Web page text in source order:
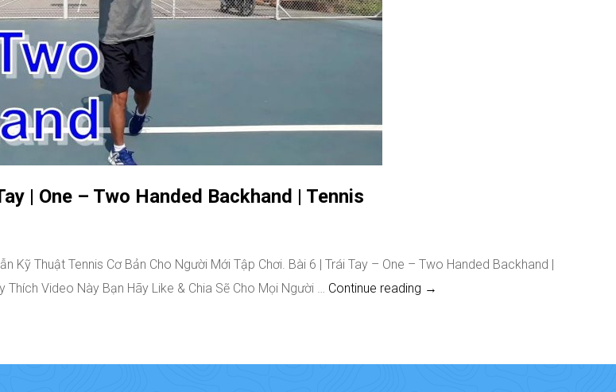
| One – Two Handed Backhand | Tennis
Kỹ Thuật Tennis Cơ Bản Cho Người Mới Tập Chơi. Bài 6 | Trái Tay – One – Two Handed Backhand |
Video Này Bạn Hãy Like & Chia Sẽ Cho Mọi Người … Continue reading Các Bước Đơn Giản Để Tập Kỹ
→